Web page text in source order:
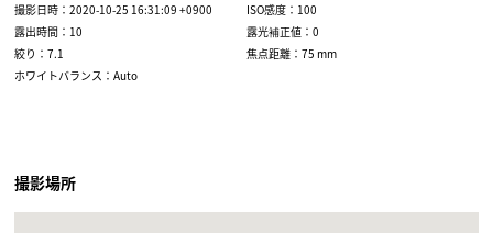
撮影日時：2020-10-25 16:31:09 +0900
ISO感度：100
露出時間：10
露光補正値：0
絞り：7.1
焦点距離：75 mm
ホワイトバランス：Auto
撮影場所